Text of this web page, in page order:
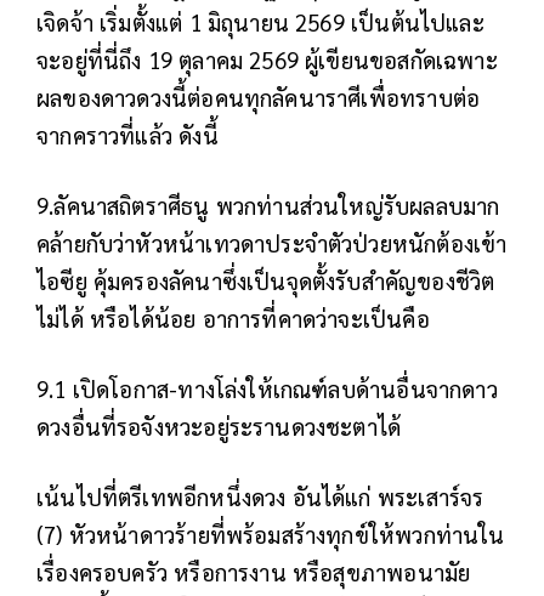
เจิดจ้า เริ่มตั้งแต่ 1 มิถุนายน 2569 เป็นต้นไปและ
จะอยู่ที่นี่ถึง 19 ตุลาคม 2569 ผู้เขียนขอสกัดเฉพาะ
ผลของดาวดวงนี้ต่อคนทุกลัคนาราศีเพื่อทราบต่อ
จากคราวที่แล้ว ดังนี้
9.ลัคนาสถิตราศีธนู พวกท่านส่วนใหญ่รับผลลบมาก
คล้ายกับว่าหัวหน้าเทวดาประจำตัวป่วยหนักต้องเข้า
ไอซียู คุ้มครองลัคนาซึ่งเป็นจุดตั้งรับสำคัญของชีวิต
ไม่ได้ หรือได้น้อย อาการที่คาดว่าจะเป็นคือ
9.1 เปิดโอกาส-ทางโล่งให้เกณฑ์ลบด้านอื่นจากดาว
ดวงอื่นที่รอจังหวะอยู่ระรานดวงชะตาได้
เน้นไปที่ตรีเทพอีกหนึ่งดวง อันได้แก่ พระเสาร์จร
(7) หัวหน้าดาวร้ายที่พร้อมสร้างทุกข์ให้พวกท่านใน
เรื่องครอบครัว หรือการงาน หรือสุขภาพอนามัย